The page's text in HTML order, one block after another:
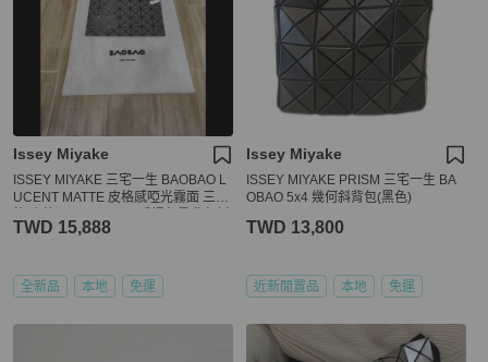
Issey Miyake
ISSEY MIYAKE 三宅一生 BAOBAO L
UCENT MATTE 皮格感啞光霧面 三角
特包 (碳灰色)全新
TWD 15,888
全新品 本地 免運
Issey Miyake
ISSEY MIYAKE PRISM 三宅一生 BA
OBAO 5x4 幾何斜背包(黑色)
TWD 13,800
近新閒置品 本地 免運